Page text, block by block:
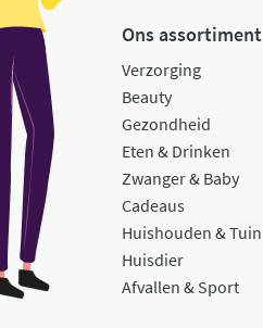
Ons assortiment
Verzorging
Beauty
Gezondheid
Eten & Drinken
Zwanger & Baby
Cadeaus
Huishouden & Tuin
Huisdier
Afvallen & Sport